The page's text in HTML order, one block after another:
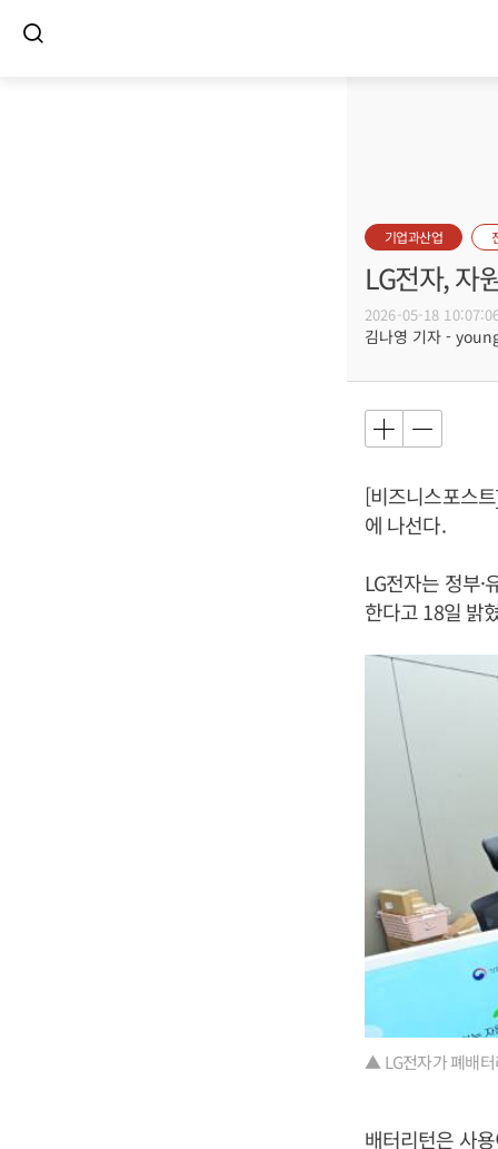
기업과산업
LG전자, 자
2026-05-18
김나영 기자 -
[비즈니스포스
에 나선다.
LG전자는 정부
한다고 18일 밝
▲ LG전자가 폐배터
배터리턴은 사